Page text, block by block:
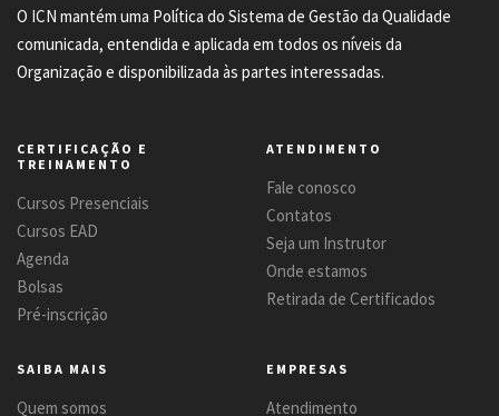
O ICN mantém uma Política do Sistema de Gestão da Qualidade
comunicada, entendida e aplicada em todos os níveis da
Organização e disponibilizada às partes interessadas.
CERTIFICAÇÃO E
TREINAMENTO
Cursos Presenciais
Cursos EAD
Agenda
Bolsas
Pré-inscrição
ATENDIMENTO
Fale conosco
Contatos
Seja um Instrutor
Onde estamos
Retirada de Certificados
SAIBA MAIS
Quem somos
EMPRESAS
Atendimento